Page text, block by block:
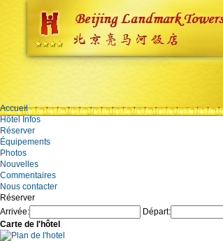
Accueil
Hôtel Infos
Réserver
Équipements
Photos
Nouvelles
Commentaires
Nous contacter
Réserver
Arrivée:
Départ:
Carte de l'hôtel